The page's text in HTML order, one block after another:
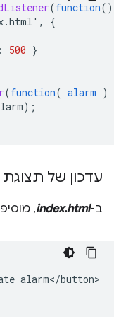
(function()
{
: 500 }
(function( alarm )
;
עדכון של תצוגת HTML
ב-index.html
,
alarm</button>